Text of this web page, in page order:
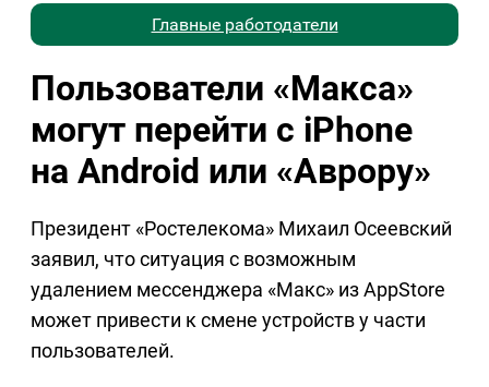
Главные работодатели
Пользователи «Макса»
могут перейти с iPhone
на Android или «Аврору»
Президент «Ростелекома» Михаил Осеевский
заявил, что ситуация с возможным
удалением мессенджера «Макс» из AppStore
может привести к смене устройств у части
пользователей.